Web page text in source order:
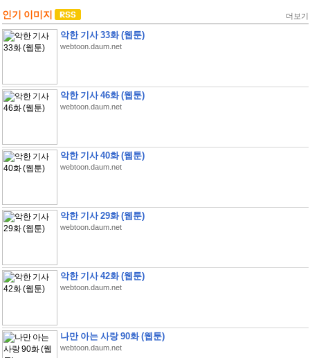
인기 이미지 더보기
악한 기사 33화 (웹툰)
webtoon.daum.net
악한 기사 46화 (웹툰)
webtoon.daum.net
악한 기사 40화 (웹툰)
webtoon.daum.net
악한 기사 29화 (웹툰)
webtoon.daum.net
악한 기사 42화 (웹툰)
webtoon.daum.net
나만 아는 사랑 90화 (웹툰)
webtoon.daum.net